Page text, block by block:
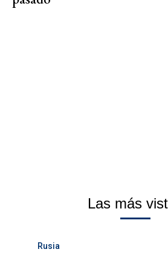
Las más
Rusia